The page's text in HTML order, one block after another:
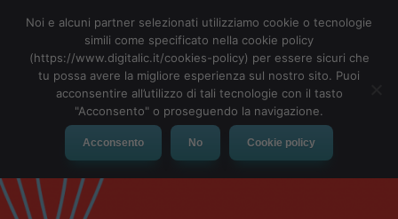
MENU
Noi e alcuni partner selezionati utilizziamo cookie o tecnologie
simili come specificato nella cookie policy
(https://www.digitalic.it/cookies-policy) per essere sicuri che
tu possa avere la migliore esperienza sul nostro sito. Puoi
acconsentire all’utilizzo di tali tecnologie con il tasto
"Acconsento" o proseguendo la navigazione.
Acconsento No Cookie policy